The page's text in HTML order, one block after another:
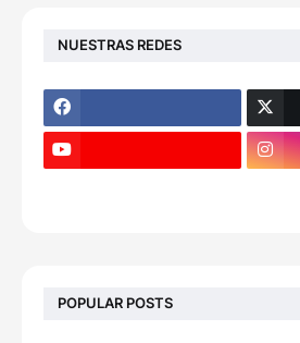
NUESTRAS REDES
POPULAR POSTS